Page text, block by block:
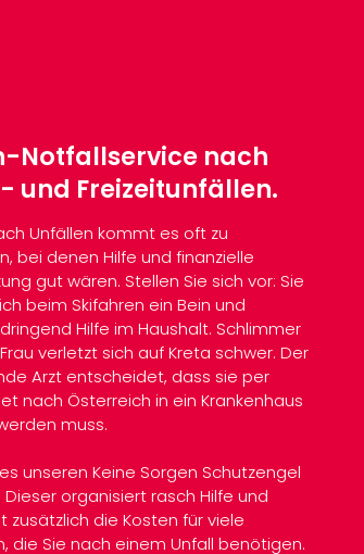
Notfallservice nach
und Freizeitunfällen.
Unfällen kommt es oft zu
bei denen Hilfe und finanzielle
gut wären. Stellen Sie sich vor: Sie
beim Skifahren ein Bein und
Hilfe im Haushalt. Schlimmer
verletzt sich auf Kreta schwer. Der
Arzt entscheidet, dass sie per
nach Österreich in ein Krankenhaus
muss.
unseren Keine Sorgen Schutzengel
Dieser organisiert rasch Hilfe und
zusätzlich die Kosten für viele
die Sie nach einem Unfall benötigen.